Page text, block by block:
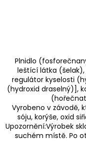
Plnidlo
leštící látka
regulátor kyselosti
(hydroxid draselný)],
Vyrobeno v závodě,
sóju, korýše, oxid
Upozornění:Výrobek
suchém místě. Po